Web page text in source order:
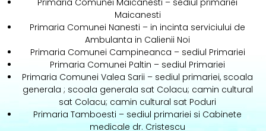
Primaria Comunei Maicanesti – sediul primariei
Maicanesti
Primaria Comunei Nanesti – in incinta serviciului de
Ambulanta in Calienii Noi
Primaria Comunei Campineanca – sediul Primariei
Primaria Comunei Paltin – sediul Primariei
Primaria Comunei Valea Sarii – sediul primariei, scoala
generala ; scoala generala sat Colacu; camin cultural
sat Colacu; camin cultural sat Poduri
Primaria Tamboesti – sediul primariei si Cabinete
medicale dr. Cristescu